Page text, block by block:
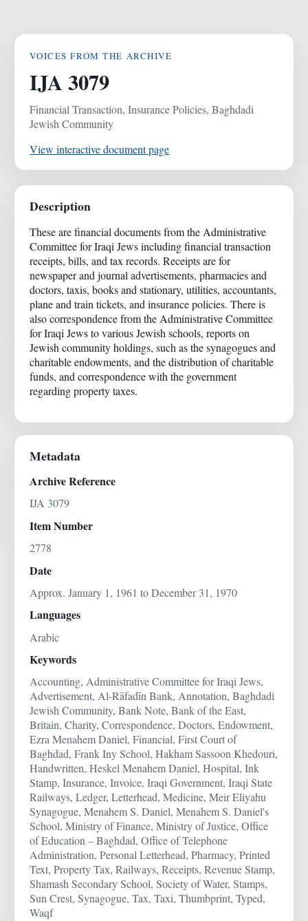
VOICES FROM THE ARCHIVE
IJA 3079
Financial Transaction, Insurance Policies, Baghdadi
Jewish Community
View interactive document page
Description
These are financial documents from the Administrative
Committee for Iraqi Jews including financial transaction
receipts, bills, and tax records. Receipts are for
newspaper and journal advertisements, pharmacies and
doctors, taxis, books and stationary, utilities, accountants,
plane and train tickets, and insurance policies. There is
also correspondence from the Administrative Committee
for Iraqi Jews to various Jewish schools, reports on
Jewish community holdings, such as the synagogues and
charitable endowments, and the distribution of charitable
funds, and correspondence with the government
regarding property taxes.
Metadata
Archive Reference
IJA 3079
Item Number
2778
Date
Approx. January 1, 1961 to December 31, 1970
Languages
Arabic
Keywords
Accounting, Administrative Committee for Iraqi Jews,
Advertisement, Al-Rāfadīn Bank, Annotation, Baghdadi
Jewish Community, Bank Note, Bank of the East,
Britain, Charity, Correspondence, Doctors, Endowment,
Ezra Menahem Daniel, Financial, First Court of
Baghdad, Frank Iny School, Hakham Sassoon Khedouri,
Handwritten, Heskel Menahem Daniel, Hospital, Ink
Stamp, Insurance, Invoice, Iraqi Government, Iraqi State
Railways, Ledger, Letterhead, Medicine, Meir Eliyahu
Synagogue, Menahem S. Daniel, Menahem S. Daniel's
School, Ministry of Finance, Ministry of Justice, Office
of Education – Baghdad, Office of Telephone
Administration, Personal Letterhead, Pharmacy, Printed
Text, Property Tax, Railways, Receipts, Revenue Stamp,
Shamash Secondary School, Society of Water, Stamps,
Sun Crest, Synagogue, Tax, Taxi, Thumbprint, Typed,
Waqf